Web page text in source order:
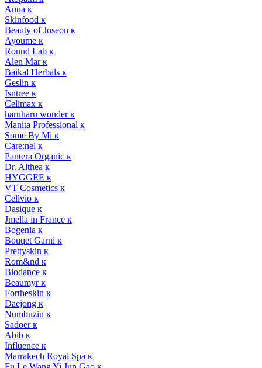
Anua к
Skinfood к
Beauty of Joseon к
Ayoume к
Round Lab к
Alen Mar к
Baikal Herbals к
Geslin к
Isntree к
Celimax к
haruharu wonder к
Manita Professional к
Some By Mi к
Care:nel к
Pantera Organic к
Dr. Althea к
HYGGEE к
VT Cosmetics к
Cellvio к
Dasique к
Jmella in France к
Bogenia к
Bouqet Garni к
Prettyskin к
Rom&nd к
Biodance к
Beaumyr к
Fortheskin к
Daejong к
Numbuzin к
Sadoer к
Abib к
Influence к
Marrakech Royal Spa к